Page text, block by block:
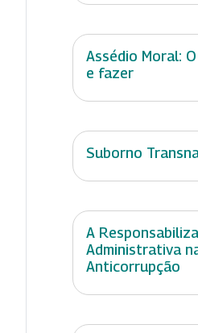
Assédio Moral:
e fazer
Suborno
A
Administrativa
Anticorrupção